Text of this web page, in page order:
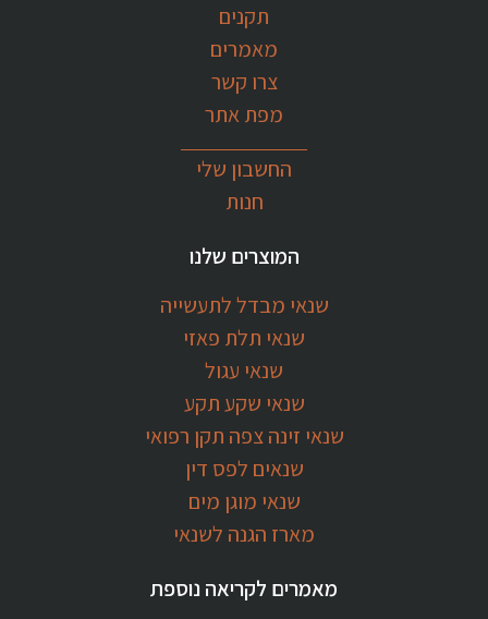
תקנים
מאמרים
צרו קשר
מפת אתר
החשבון שלי
חנות
המוצרים שלנו
שנאי מבדל לתעשייה
שנאי תלת פאזי
שנאי עגול
שנאי שקע תקע
שנאי זינה צפה תקן רפואי
שנאים לפס דין
שנאי מוגן מים
מארז הגנה לשנאי
מאמרים לקריאה נוספת